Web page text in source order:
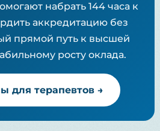
набрать 144 часа к
аккредитацию без
прямой путь к высшей
росту оклада.
для терапевтов →